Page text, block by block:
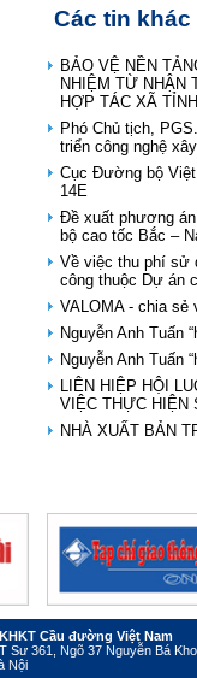
Các tin khác
BẢO VỆ NỀN
NHIỆM TỪ NHẬN
HỢP TÁC XÃ
Phó Chủ tịch,
triển công nghệ
Cục Đường bộ
14E
Đề xuất phương
bộ cao tốc Bắc –
Về việc thu phí sử
công thuộc Dự án
VALOMA - chia sẻ
Nguyễn Anh Tuấn
Nguyễn Anh Tuấn
LIÊN HIỆP HỘI
VIỆC THỰC HIỆN
NHÀ XUẤT BẢN
Cầu đường Việt Nam
Sư 361, Ngõ 37 Nguyễn Bá
Nội